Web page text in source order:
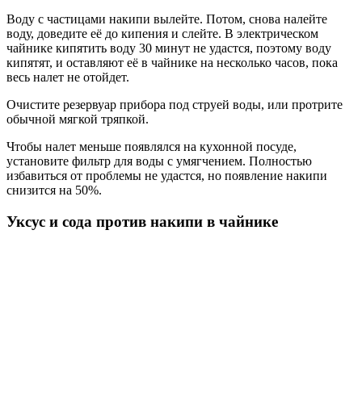
Воду с частицами накипи вылейте. Потом, снова налейте
воду, доведите её до кипения и слейте. В электрическом
чайнике кипятить воду 30 минут не удастся, поэтому воду
кипятят, и оставляют её в чайнике на несколько часов, пока
весь налет не отойдет.
Очистите резервуар прибора под струей воды, или протрите
обычной мягкой тряпкой.
Чтобы налет меньше появлялся на кухонной посуде,
установите фильтр для воды с умягчением. Полностью
избавиться от проблемы не удастся, но появление накипи
снизится на 50%.
Уксус и сода против накипи в чайнике